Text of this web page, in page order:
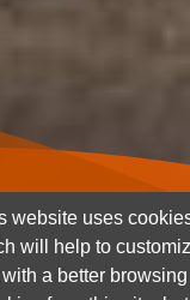
website uses
will help to
a better